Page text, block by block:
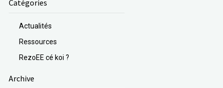
Catégories
Actualités
Ressources
RezoEE cé koi ?
Archive